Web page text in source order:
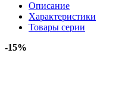
Описание
Характеристики
Товары серии
-15%